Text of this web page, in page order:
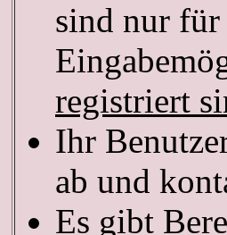
sind nur für
registriert
Ihr
ab und
Es gibt